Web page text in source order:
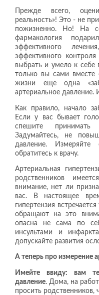
Прежде всего,
реальность»! Это - не
пожизненно. Но! На
фармакология
эффективного
эффективного
выбрать и умело к себе
только вы сами вместе
жизни еще одна
артериальное давление.
Как правило, начало
Если у вас бывает
спешите принимать
Задумайтесь, не
давление. Измеряйте
обратитесь к врачу.
Артериальная
родственников
внимание, нет ли
вас. В настоящее
гипертензия
обращают на это
опасна не сама по
инсультами и
допускайте развития
А теперь про измерение
Имейте ввиду: вам
давление. Дома, на
просить родственников,